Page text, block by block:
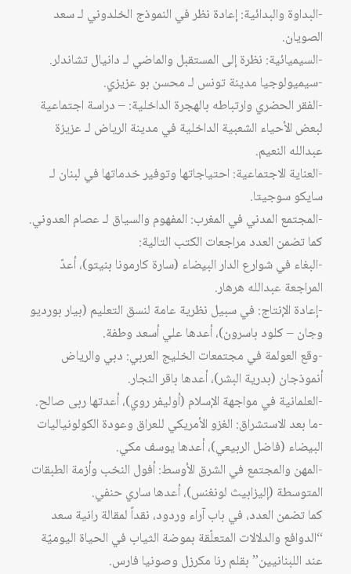
-البداوة والبدائية: إعادة نظر في النموذج الخلدوني لـ سعد
الصويان.
-السيميائية: نظرة إلى المستقبل والماضي لـ دانيال تشاندلر.
-سيميولوجيا مدينة تونس لـ محسن بو عزيزي.
-الفقر الحضري وارتباطه بالهجرة الداخلية: – دراسة اجتماعية
لبعض الأحياء الشعبية الداخلية في مدينة الرياض لـ عزيزة
عبدالله النعيم.
-العناية الاجتماعية: احتياجاتها وتوفير خدماتها في لبنان لـ
سايكو سوجيتا.
-المجتمع المدني في المغرب: المفهوم والسياق لـ عصام العدوني.
كما تضمن العدد مراجعات الكتب التالية:
-البغاء في شوارع الدار البيضاء (سارة كارمونا بنيتو)، أعدّ
المراجعة عبدالله هرهار.
-إعادة الإنتاج: في سبيل نظرية عامة لنسق التعليم (بيار بورديو
وجان – كلود باسرون)، أعدها علي أسعد وطفة.
-وقع العولمة في مجتمعات الخليج العربي: دبي والرياض
أنموذجان (بدرية البشر)، أعدها باقر النجار.
-العلمانية في مواجهة الإسلام (أوليفر روي)، أعدتها ربى صالح.
-ما بعد الاستشراق: الغزو الأمريكي للعراق وعودة الكولونياليات
البيضاء (فاضل الربيعي)، أعدها يوسف مكي.
-المهن والمجتمع في الشرق الأوسط: أفول النخب وأزمة الطبقات
المتوسطة (إليزابيث لونغنس)، أعدها ساري حنفي.
كما تضمن العدد، في باب آراء وردود، نقداً لمقالة رانية سعد
“الدوافع والدلالات المتعلّقة بموضة الثياب في الحياة اليوميّة
عند اللبنانيين” بقلم رنا مكرزل وصونيا فارس.